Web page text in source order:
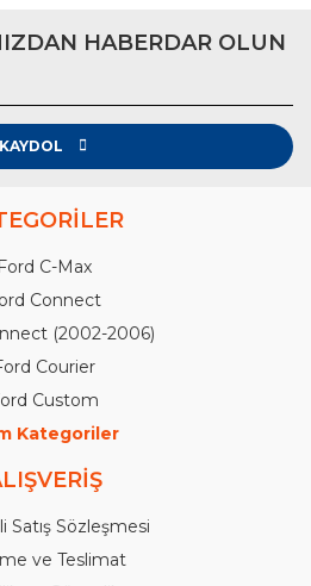
HABERDAR OLUN
KAYDOL
Ford C-Max
Connect
(2002-2006)
Courier
Custom
Kategoriler
Satış Sözleşmesi
ve Teslimat